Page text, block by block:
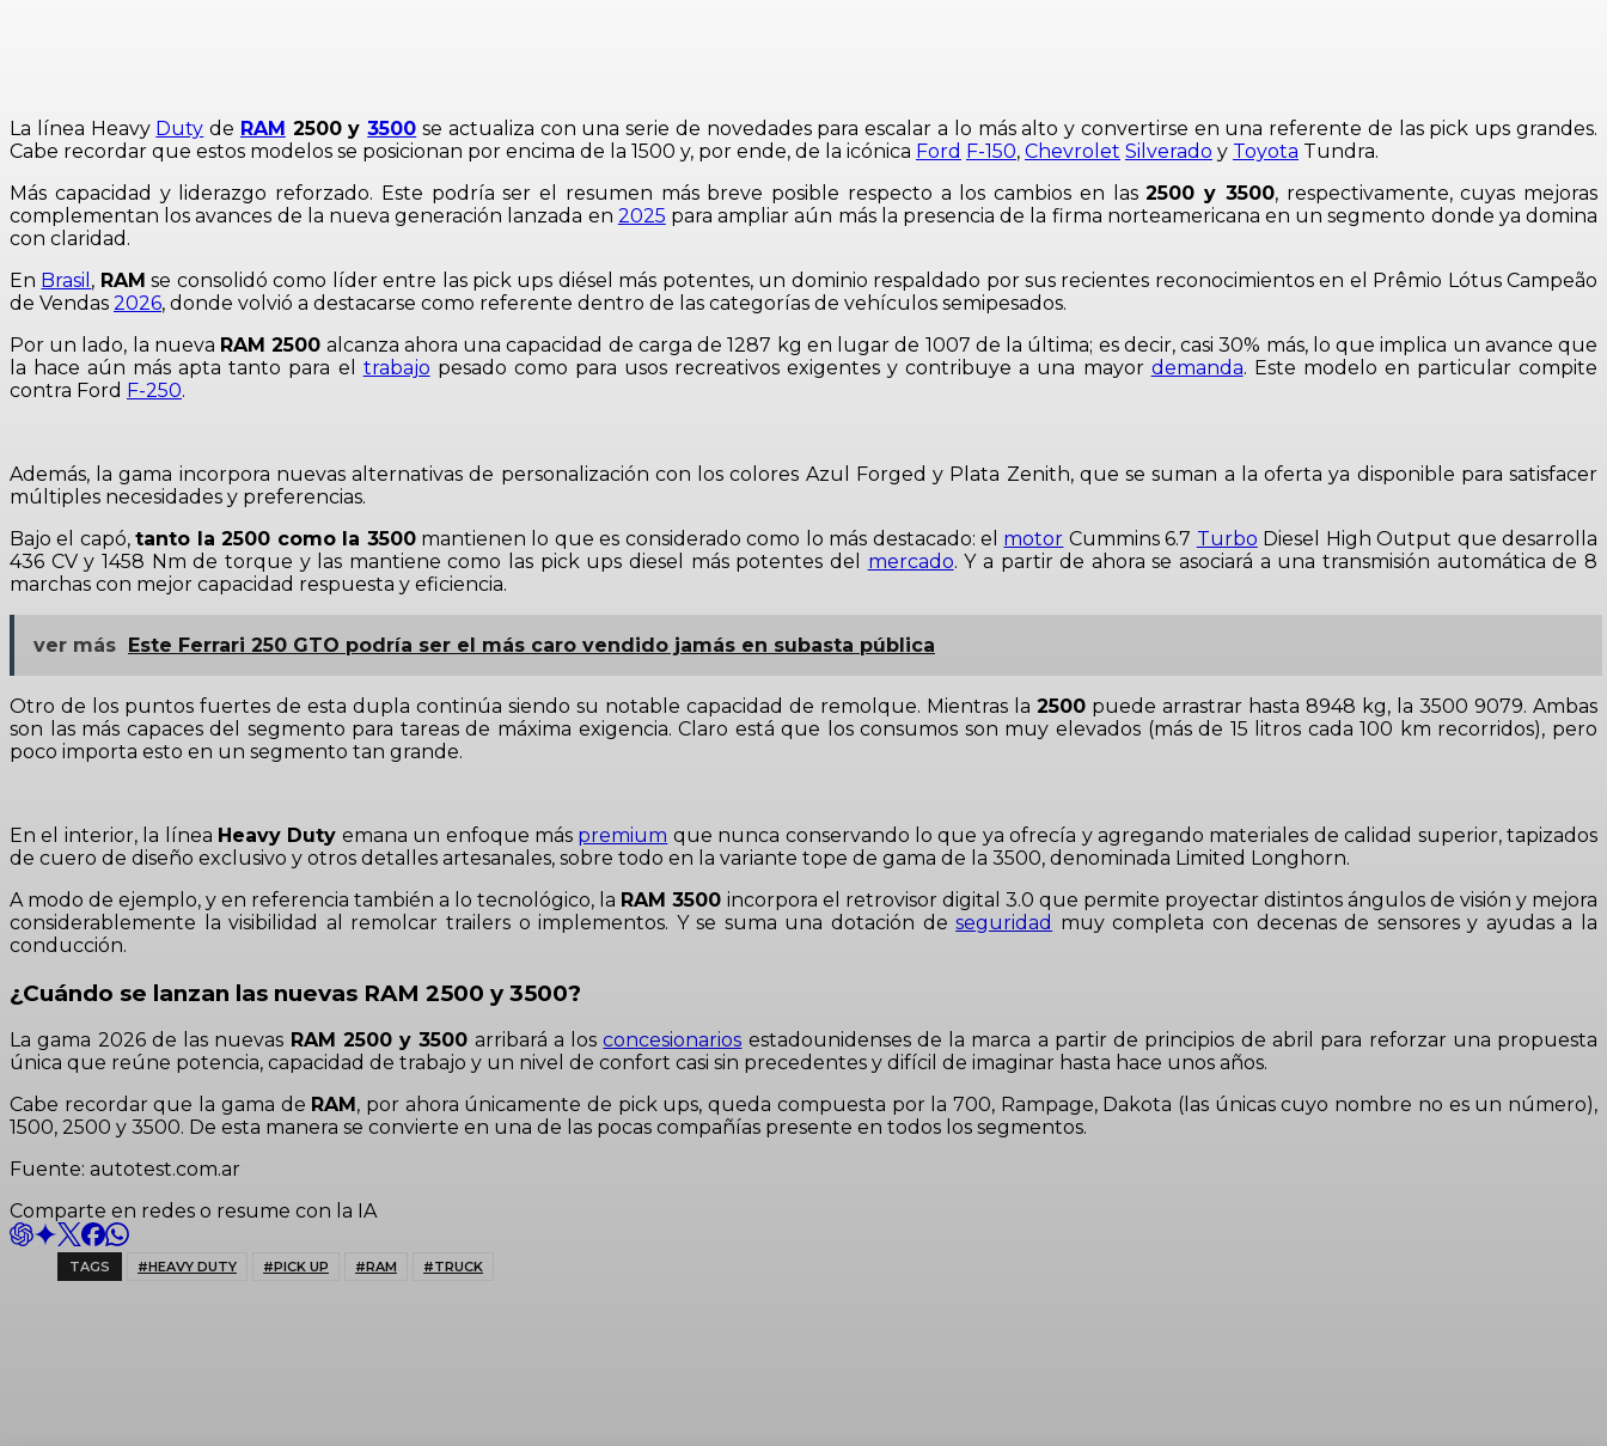
La línea Heavy Duty de RAM 2500 y3500 se actualiza con una serie de novedades para escalar a lo más alto y convertirse en una referente de las pick ups grandes.
Cabe recordar que estos modelos se posicionan por encima de la 1500 y, por ende, de la icónica Ford F-150, Chevrolet Silverado y Toyota Tundra.
Más capacidad y liderazgo reforzado. Este podría ser el resumen más breve posible respecto a los cambios en las2500 y 3500, respectivamente, cuyas mejoras
complementan los avances de la nueva generación lanzada en 2025 para ampliar aún más la presencia de la firma norteamericana en un segmento donde ya domina
con claridad.
En Brasil , RAM se consolidó como líder entre las pick ups diésel más potentes, un dominio respaldado por sus recientes reconocimientos en el Prêmio Lótus Campeão
de Vendas 2026, donde volvió a destacarse como referente dentro de las categorías de vehículos semipesados.
Por un lado, la nueva RAM 2500 alcanza ahora una capacidad de carga de 1287 kg en lugar de 1007 de la última; es decir, casi 30% más, lo que implica un avance que
la hace aún más apta tanto para el trabajo pesado como para usos recreativos exigentes y contribuye a una mayor demanda. Este modelo en particular compite
contra Ford F-250.
Además, la gama incorpora nuevas alternativas de personalización con los colores Azul Forged y Plata Zenith, que se suman a la oferta ya disponible para satisfacer
múltiples necesidades y preferencias.
Bajo el capó,tanto la 2500 como la 3500mantienen lo que es considerado como lo más destacado: el motor Cummins 6.7 Turbo Diesel High Output que desarrolla
436 CV y 1458 Nm de torque y las mantiene como las pick ups diesel más potentes del mercado. Y a partir de ahora se asociará a una transmisión automática de 8
marchas con mejor capacidad respuesta y eficiencia.
ver más Este Ferrari 250 GTO podría ser el más caro vendido jamás en subasta pública
Otro de los puntos fuertes de esta dupla continúa siendo su notable capacidad de remolque. Mientras la 2500 puede arrastrar hasta 8948 kg, la 3500 9079. Ambas
son las más capaces del segmento para tareas de máxima exigencia. Claro está que los consumos son muy elevados (más de 15 litros cada 100 km recorridos), pero
poco importa esto en un segmento tan grande.
En el interior, la línea Heavy Duty emana un enfoque más premium que nunca conservando lo que ya ofrecía y agregando materiales de calidad superior, tapizados
de cuero de diseño exclusivo y otros detalles artesanales, sobre todo en la variante tope de gama de la 3500, denominada Limited Longhorn.
A modo de ejemplo, y en referencia también a lo tecnológico, la RAM 3500 incorpora el retrovisor digital 3.0 que permite proyectar distintos ángulos de visión y mejora
considerablemente la visibilidad al remolcar trailers o implementos. Y se suma una dotación deseguridad muy completa con decenas de sensores y ayudas a la
conducción.
¿Cuándo se lanzan las nuevas RAM 2500 y 3500?
La gama 2026 de las nuevas RAM 2500 y 3500 arribará a losconcesionarios estadounidenses de la marca a partir de principios de abril para reforzar una propuesta
única que reúne potencia, capacidad de trabajo y un nivel de confort casi sin precedentes y difícil de imaginar hasta hace unos años.
Cabe recordar que la gama de RAM , por ahora únicamente de pick ups, queda compuesta por la 700, Rampage, Dakota (las únicas cuyo nombre no es un número),
1500, 2500 y 3500. De esta manera se convierte en una de las pocas compañías presente en todos los segmentos.
Fuente: autotest.com.ar
Comparte en redes o resume con la IA
TAGS #HEAVY DUTY #PICK UP #RAM #TRUCK